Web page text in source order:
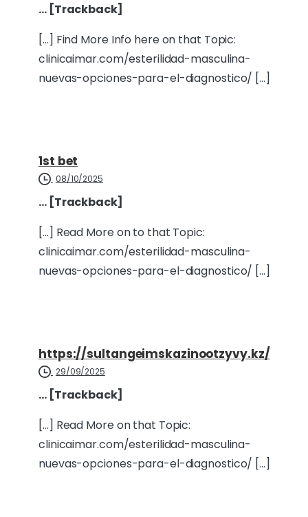
… [Trackback]
[…] Find More Info here on that Topic:
clinicaimar.com/esterilidad-masculina-
nuevas-opciones-para-el-diagnostico/ […]
1st bet
08/10/2025
… [Trackback]
[…] Read More on to that Topic:
clinicaimar.com/esterilidad-masculina-
nuevas-opciones-para-el-diagnostico/ […]
https://sultangeimskazinootzyvy.kz/
29/09/2025
… [Trackback]
[…] Read More on that Topic:
clinicaimar.com/esterilidad-masculina-
nuevas-opciones-para-el-diagnostico/ […]